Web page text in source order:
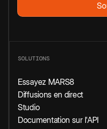
SOLUTIONS
Essayez MARS8
Diffusions en direct
Studio
Documentation sur l'API